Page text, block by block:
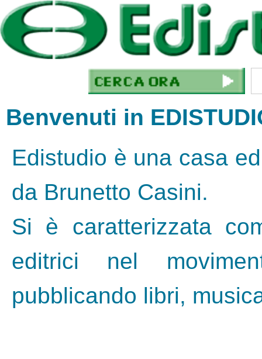
Benvenuti in
Edistudio è una casa
da Brunetto Casini.
Si è caratterizzata
editrici nel
pubblicando libri,